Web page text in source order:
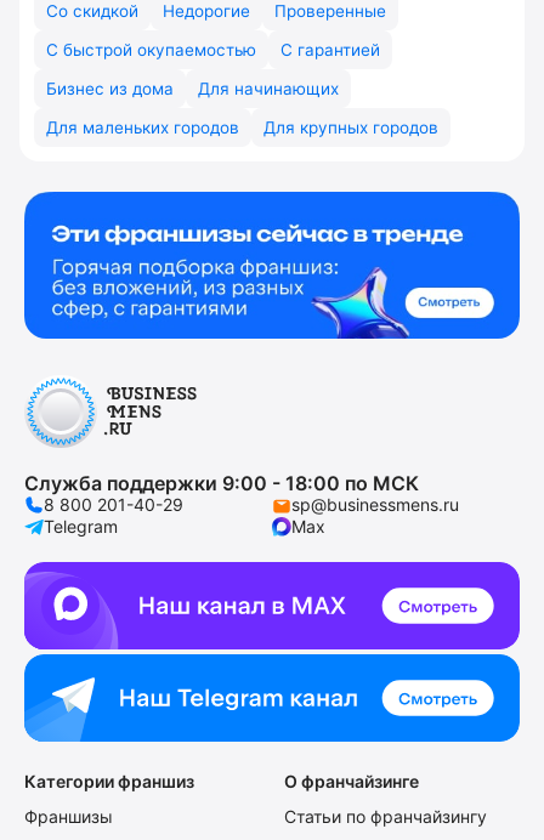
Со скидкой
Недорогие
Проверенные
С быстрой окупаемостью
С гарантией
Бизнес из дома
Для начинающих
Для маленьких городов
Для крупных городов
Служба поддержки 9:00 - 18:00 по МСК
8 800 201-40-29
sp@businessmens.ru
Telegram
Max
Категории франшиз
Франшизы
О франчайзинге
Статьи по франчайзингу